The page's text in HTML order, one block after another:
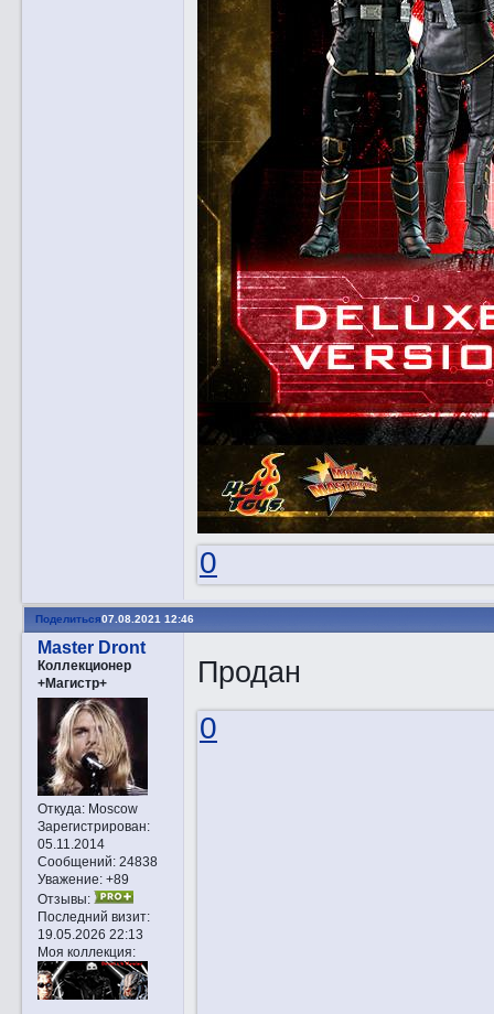
0
Поделиться07.08.2021 12:46
Master Dront
Коллекционер
+Магистр+
Откуда:Moscow
Зарегистрирован:
05.11.2014
Сообщений:24838
Уважение: +89
Отзывы:
Последний визит:
19.05.2026 22:13
Моя коллекция:
Продан
0